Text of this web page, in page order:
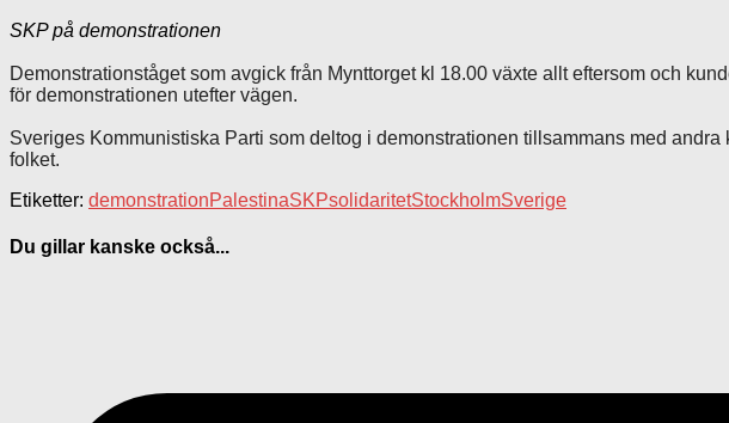
SKP på demonstrationen
Demonstrationståget som avgick från Mynttorget kl 18.00 växte allt eftersom och
för demonstrationen utefter vägen.
Sveriges Kommunistiska Parti som deltog i demonstrationen tillsammans med
folket.
Etiketter: demonstrationPalestinaSKPsolidaritetStockholmSverige
Du gillar kanske också...